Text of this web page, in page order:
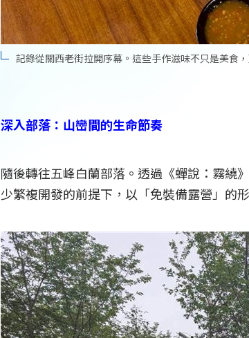
記錄從關西老街拉開序幕。這些手作滋味不只是美食
深入部落：山巒間的生命節奏
隨後轉往五峰白蘭部落。透過《蟬說：霧繞
少繁複開發的前提下，以「免裝備露營」的